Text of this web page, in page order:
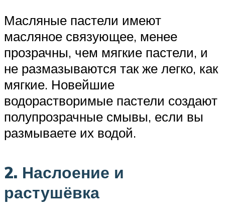
Масляные пастели имеют
масляное связующее, менее
прозрачны, чем мягкие пастели, и
не размазываются так же легко, как
мягкие. Новейшие
водорастворимые пастели создают
полупрозрачные смывы, если вы
размываете их водой.
2. Наслоение и
растушёвка